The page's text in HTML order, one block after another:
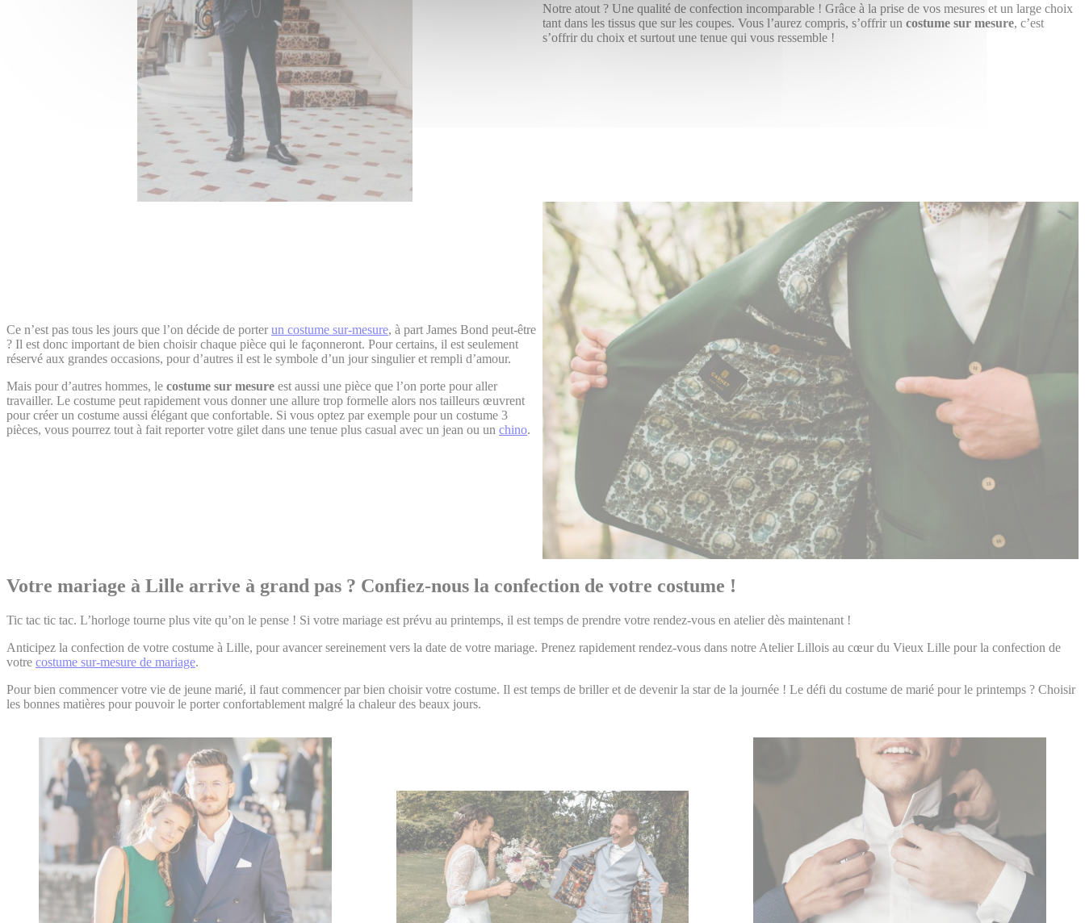
Notre atout ? Une qualité de confection incomparable ! Grâce à la prise de vos mesures et un large choix
tant dans les tissus que sur les coupes. Vous l’aurez compris, s’offrir un costume sur mesure, c’est
s’offrir du choix et surtout une tenue qui vous ressemble !
Ce n’est pas tous les jours que l’on décide de porter un costume sur-mesure, à part James Bond peut-être
? Il est donc important de bien choisir chaque pièce qui le façonneront. Pour certains, il est seulement
réservé aux grandes occasions, pour d’autres il est le symbole d’un jour singulier et rempli d’amour.
Mais pour d’autres hommes, le costume sur mesure est aussi une pièce que l’on porte pour aller
travailler. Le costume peut rapidement vous donner une allure trop formelle alors nos tailleurs œuvrent
pour créer un costume aussi élégant que confortable. Si vous optez par exemple pour un costume 3
pièces, vous pourrez tout à fait reporter votre gilet dans une tenue plus casual avec un jean ou un chino.
Votre mariage à Lille arrive à grand pas ? Confiez-nous la confection de votre costume !
Tic tac tic tac. L’horloge tourne plus vite qu’on le pense ! Si votre mariage est prévu au printemps, il est temps de prendre votre rendez-vous en atelier dès maintenant !
Anticipez la confection de votre costume à Lille, pour avancer sereinement vers la date de votre mariage. Prenez rapidement rendez-vous dans notre Atelier Lillois au cœur du Vieux Lille pour la confection de
votre costume sur-mesure de mariage.
Pour bien commencer votre vie de jeune marié, il faut commencer par bien choisir votre costume. Il est temps de briller et de devenir la star de la journée ! Le défi du costume de marié pour le printemps ? Choisir
les bonnes matières pour pouvoir le porter confortablement malgré la chaleur des beaux jours.